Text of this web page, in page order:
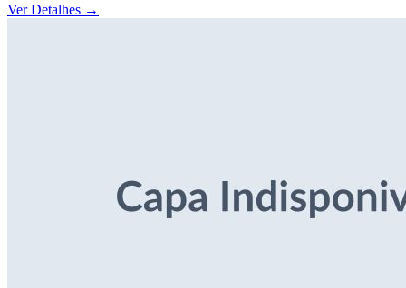
Ver Detalhes →